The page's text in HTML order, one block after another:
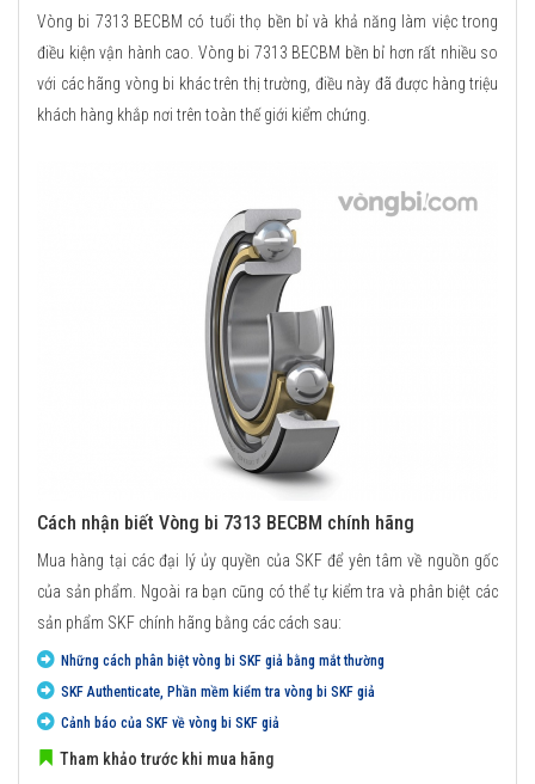
Vòng bi 7313 BECBM có tuổi thọ bền bỉ và khả năng làm việc trong
điều kiện vận hành cao. Vòng bi 7313 BECBM bền bỉ hơn rất nhiều so
với các hãng vòng bi khác trên thị trường, điều này đã được hàng triệu
khách hàng khắp nơi trên toàn thế giới kiểm chứng.
Cách nhận biết Vòng bi 7313 BECBM chính hãng
Mua hàng tại các đại lý ủy quyền của SKF để yên tâm về nguồn gốc
của sản phẩm. Ngoài ra bạn cũng có thể tự kiểm tra và phân biệt các
sản phẩm SKF chính hãng bằng các cách sau:
Những cách phân biệt vòng bi SKF giả bằng mắt thường
SKF Authenticate, Phần mềm kiểm tra vòng bi SKF giả
Cảnh báo của SKF về vòng bi SKF giả
Tham khảo trước khi mua hãng